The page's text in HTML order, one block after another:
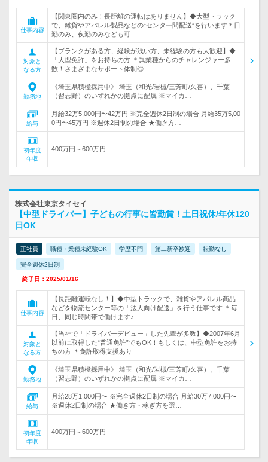
仕事内容
【関東圏内のみ！長距離の運転はありません】◆大型トラック
で、雑貨やアパレル製品などの“センター間配送”を行います＊日
勤のみ、夜勤のみなども可
対象と
なる方
【ブランクがある方、経験が浅い方、未経験の方も大歓迎】◆
「大型免許」をお持ちの方 ＊異業種からのチャレンジャー多
数！さまざまなサポート体制◎
勤務地
《埼玉県積極採用中》 埼玉（和光/岩槻/三芳町/久喜）、千葉
（習志野）のいずれかの拠点に配属 ※マイカ…
給与
月給32万5,000円〜42万円 ※完全週休2日制の場合 月給35万5,00
0円〜45万円 ※週休2日制の場合 ★働き方…
初年度
年収
400万円～600万円
株式会社東京タイセイ
【中型ドライバー】子どもの行事に皆勤賞！土日祝休/年休120
日OK
正社員 職種・業種未経験OK 学歴不問 第二新卒歓迎 転勤なし
完全週休2日制
終了日：2025/01/16
仕事内容
【長距離運転なし！】◆中型トラックで、雑貨やアパレル商品
などを物流センター等の「法人向け配送」を行う仕事です ＊毎
日、同じ時間帯で働けます♪
対象と
なる方
【当社で「ドライバーデビュー」した先輩が多数】◆2007年6月
以前に取得した“普通免許”でもOK！もしくは、中型免許をお持
ちの方 ＊免許取得支援あり
勤務地
《埼玉県積極採用中》 埼玉（和光/岩槻/三芳町/久喜）、千葉
（習志野）のいずれかの拠点に配属 ※マイカ…
給与
月給28万1,000円〜 ※完全週休2日制の場合 月給30万7,000円〜
※週休2日制の場合 ★働き方・稼ぎ方を選…
初年度
年収
400万円～600万円